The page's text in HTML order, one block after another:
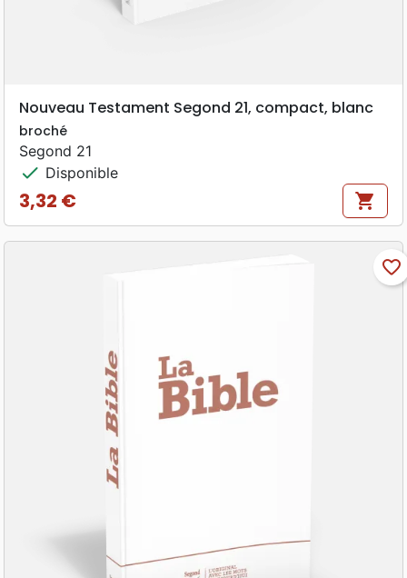
Nouveau Testament Segond 21, compact, blanc
broché
Segond 21
check Disponible
Prix
3,32 € shopping_cart
favorite_border